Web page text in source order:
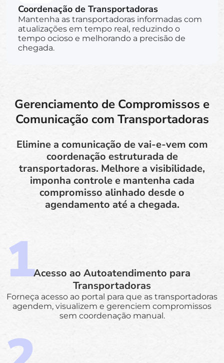
Coordenação de Transportadoras
Mantenha as transportadoras informadas com
atualizações em tempo real, reduzindo o
tempo ocioso e melhorando a precisão de
chegada.
Gerenciamento de Compromissos e
Comunicação com Transportadoras
Elimine a comunicação de vai-e-vem com
coordenação estruturada de
transportadoras. Melhore a visibilidade,
imponha controle e mantenha cada
compromisso alinhado desde o
agendamento até a chegada.
Acesso ao Autoatendimento para
Transportadoras
Forneça acesso ao portal para que as transportadoras
agendem, visualizem e gerenciem compromissos
sem coordenação manual.